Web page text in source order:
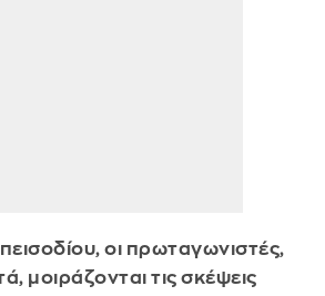
οι πρωταγωνιστές,
μοιράζονται τις σκέψεις